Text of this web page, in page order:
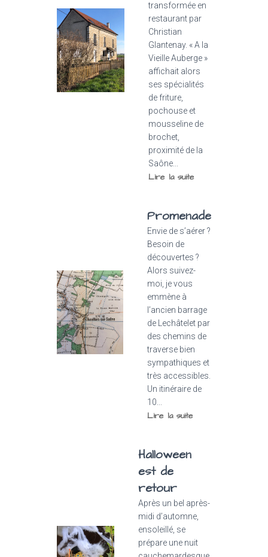
transformée en
restaurant par
Christian
Glantenay. « A la
Vieille Auberge »
affichait alors
ses spécialités
de friture,
pochouse et
mousseline de
brochet,
proximité de la
Saône...
Lire la suite
Promenade
Envie de s’aérer ?
Besoin de
découvertes ?
Alors suivez-
moi, je vous
emmène à
l’ancien barrage
de Lechâtelet par
des chemins de
traverse bien
sympathiques et
très accessibles.
Un itinéraire de
10...
Lire la suite
Halloween
est de
retour
Après un bel après-
midi d’automne,
ensoleillé, se
prépare une nuit